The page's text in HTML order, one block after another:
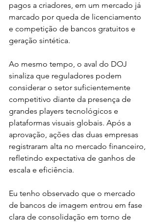
pagos a criadores, em um mercado já
marcado por queda de licenciamento
e competição de bancos gratuitos e
geração sintética.
Ao mesmo tempo, o aval do DOJ
sinaliza que reguladores podem
considerar o setor suficientemente
competitivo diante da presença de
grandes players tecnológicos e
plataformas visuais globais. Após a
aprovação, ações das duas empresas
registraram alta no mercado financeiro,
refletindo expectativa de ganhos de
escala e eficiência.
Eu tenho observado que o mercado
de bancos de imagem entrou em fase
clara de consolidação em torno de